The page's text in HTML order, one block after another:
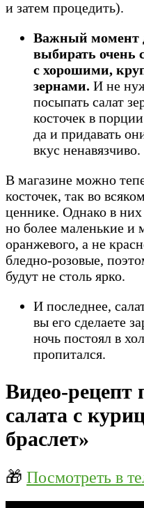
и затем процедить).
Важный момент
выбирать очень
с хорошими,
зернами. И не
посыпать салат
косточек в
да и придавать
вкус ненавязчиво.
В магазине можно
косточек, так во
ценнике. Однако в них
но более маленькие и
оранжевого, а не
бледно-розовые,
будут не столь ярко.
И последнее,
вы его сделаете
ночь постоял в
пропитался.
Видео-рецепт
салата с
браслет»
🎁 Посмотреть в